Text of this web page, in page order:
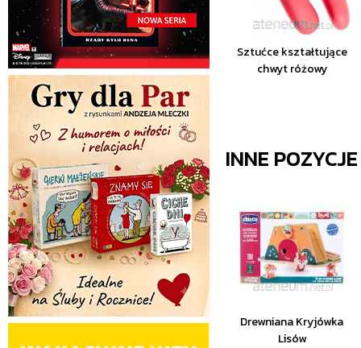
Sztućce kształtujące
chwyt różowy
INNE
Drewniana Kryjówka
Lisów